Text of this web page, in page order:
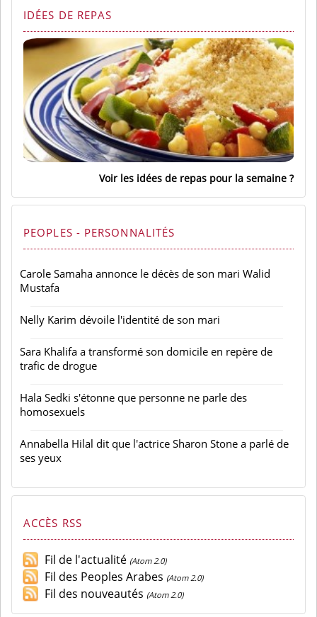
IDÉES DE REPAS
Voir les idées de repas pour la semaine
PEOPLES - PERSONNALITÉS
Carole Samaha annonce le décès de son mari Walid
Mustafa
Nelly Karim dévoile l'identité de son mari
Sara Khalifa a transformé son domicile en repère de
trafic de drogue
Hala Sedki s'étonne que personne ne parle des
homosexuels
Annabella Hilal dit que l'actrice Sharon Stone a parlé de
ses yeux
ACCÈS RSS
Fil de l'actualité (Atom 2.0)
Fil des Peoples Arabes (Atom 2.0)
Fil des nouveautés (Atom 2.0)